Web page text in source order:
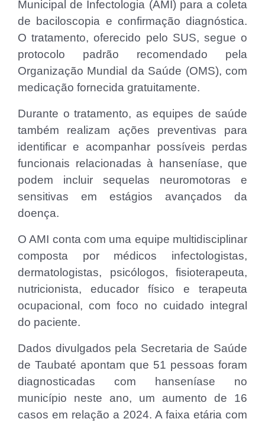
Municipal de Infectologia (AMI) para a coleta
de baciloscopia e confirmação diagnóstica.
O tratamento, oferecido pelo SUS, segue o
protocolo padrão recomendado pela
Organização Mundial da Saúde (OMS), com
medicação fornecida gratuitamente.
Durante o tratamento, as equipes de saúde
também realizam ações preventivas para
identificar e acompanhar possíveis perdas
funcionais relacionadas à hanseníase, que
podem incluir sequelas neuromotoras e
sensitivas em estágios avançados da
doença.
O AMI conta com uma equipe multidisciplinar
composta por médicos infectologistas,
dermatologistas, psicólogos, fisioterapeuta,
nutricionista, educador físico e terapeuta
ocupacional, com foco no cuidado integral
do paciente.
Dados divulgados pela Secretaria de Saúde
de Taubaté apontam que 51 pessoas foram
diagnosticadas com hanseníase no
município neste ano, um aumento de 16
casos em relação a 2024. A faixa etária com